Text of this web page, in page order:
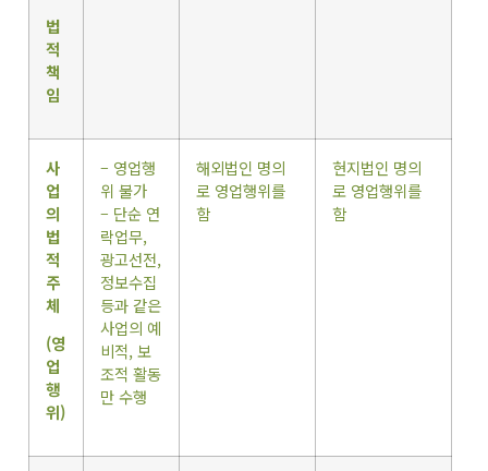
법
적
책
임
사
업
의
법
적
주
체
(영
업
행
위)
– 영업행
위 불가
– 단순 연
락업무,
광고선전,
정보수집
등과 같은
사업의 예
비적, 보
조적 활동
만 수행
해외법인 명의
로 영업행위를
함
현지법인 명의
로 영업행위를
함